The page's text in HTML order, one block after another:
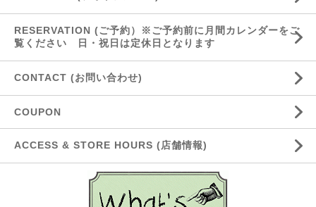
RESERVATION (ご予約）※ご予約前に月間カレンダーをご
覧ください 日・祝日は定休日となります
CONTACT (お問い合わせ)
COUPON
ACCESS & STORE HOURS (店舗情報)